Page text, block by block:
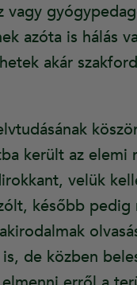
vagy
azóta is hálás
akár
került az elemi
velük
később
de közben